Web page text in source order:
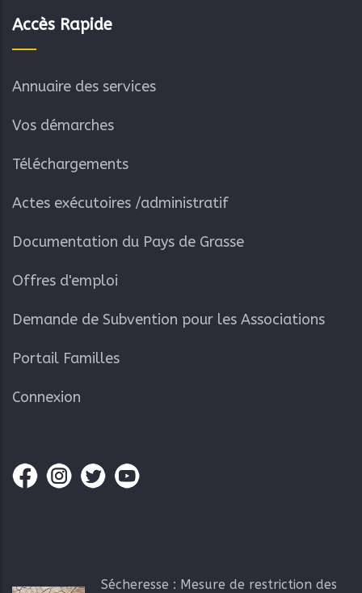
Accès Rapide
Annuaire des services
Vos démarches
Téléchargements
Actes exécutoires /administratif
Documentation du Pays de Grasse
Offres d'emploi
Demande de Subvention pour les Associations
Portail Familles
Connexion
Sécheresse : Mesure de restriction des